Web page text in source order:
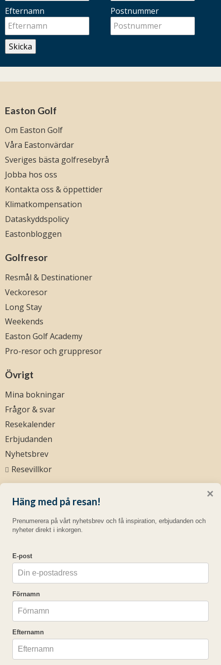
Efternamn Postnummer
Skicka
Easton Golf
Om Easton Golf
Våra Eastonvärdar
Sveriges bästa golfresebyrå
Jobba hos oss
Kontakta oss & öppettider
Klimatkompensation
Dataskyddspolicy
Eastonbloggen
Golfresor
Resmål & Destinationer
Veckoresor
Long Stay
Weekends
Easton Golf Academy
Pro-resor och gruppresor
Övrigt
Mina bokningar
Frågor & svar
Resekalender
Erbjudanden
Nyhetsbrev
Resevillkor
eastongolf.dk
Sociala medier
Easton Golf AB
Södra Förstadsgatan 23
Telefon
©info@eastongolf.se2026
Cookies
×
Häng med på resan!
Prenumerera på vårt nyhetsbrev och få inspiration, erbjudanden och
nyheter direkt i inkorgen.
E-post
Förnamn
Efternamn